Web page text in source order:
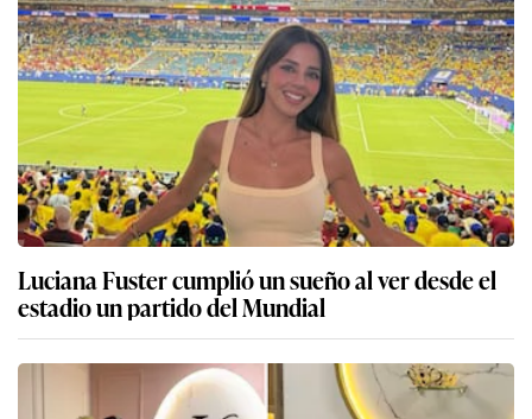
Luciana Fuster cumplió un sueño al ver desde el
estadio un partido del Mundial